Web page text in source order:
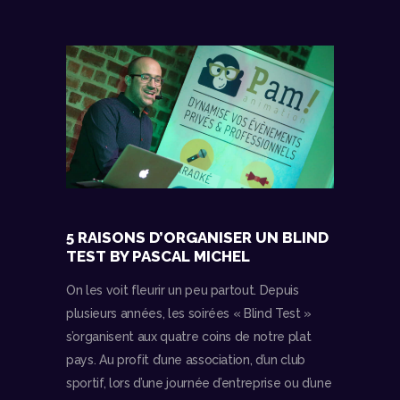
5 RAISONS D’ORGANISER UN BLIND
TEST BY PASCAL MICHEL
On les voit fleurir un peu partout. Depuis
plusieurs années, les soirées « Blind Test »
s’organisent aux quatre coins de notre plat
pays. Au profit d’une association, d’un club
sportif, lors d’une journée d’entreprise ou d’une